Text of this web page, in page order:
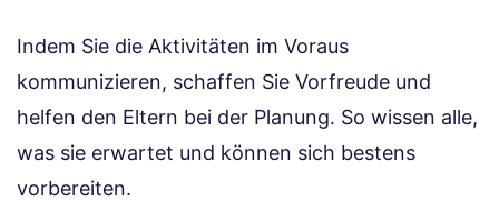
Indem Sie die Aktivitäten im Voraus
kommunizieren, schaffen Sie Vorfreude und
helfen den Eltern bei der Planung. So wissen alle,
was sie erwartet und können sich bestens
vorbereiten.